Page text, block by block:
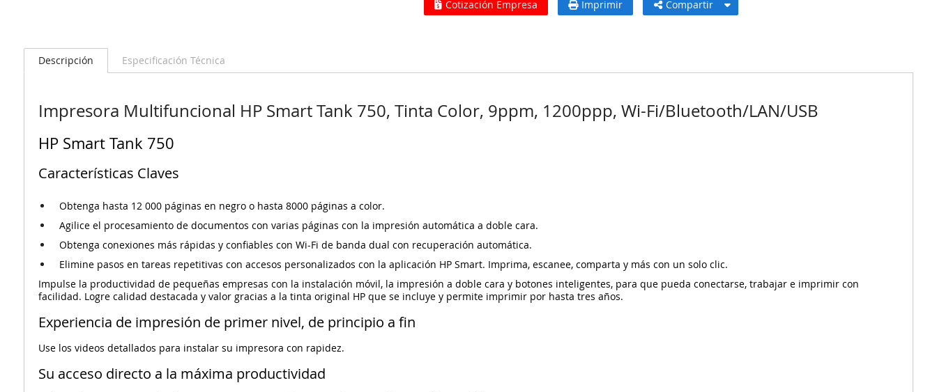
Cotización Empresa Imprimir Compartir
Descripción Especificación Técnica
Impresora Multifuncional HP Smart Tank 750, Tinta Color, 9ppm, 1200ppp, Wi-Fi/Bluetooth/LAN/USB
HP Smart Tank 750
Características Claves
Obtenga hasta 12 000 páginas en negro o hasta 8000 páginas a color.
Agilice el procesamiento de documentos con varias páginas con la impresión automática a doble cara.
Obtenga conexiones más rápidas y confiables con Wi-Fi de banda dual con recuperación automática.
Elimine pasos en tareas repetitivas con accesos personalizados con la aplicación HP Smart. Imprima, escanee, comparta y más con un solo clic.
Impulse la productividad de pequeñas empresas con la instalación móvil, la impresión a doble cara y botones inteligentes, para que pueda conectarse, trabajar e imprimir con
facilidad. Logre calidad destacada y valor gracias a la tinta original HP que se incluye y permite imprimir por hasta tres años.
Experiencia de impresión de primer nivel, de principio a fin
Use los videos detallados para instalar su impresora con rapidez.
Su acceso directo a la máxima productividad